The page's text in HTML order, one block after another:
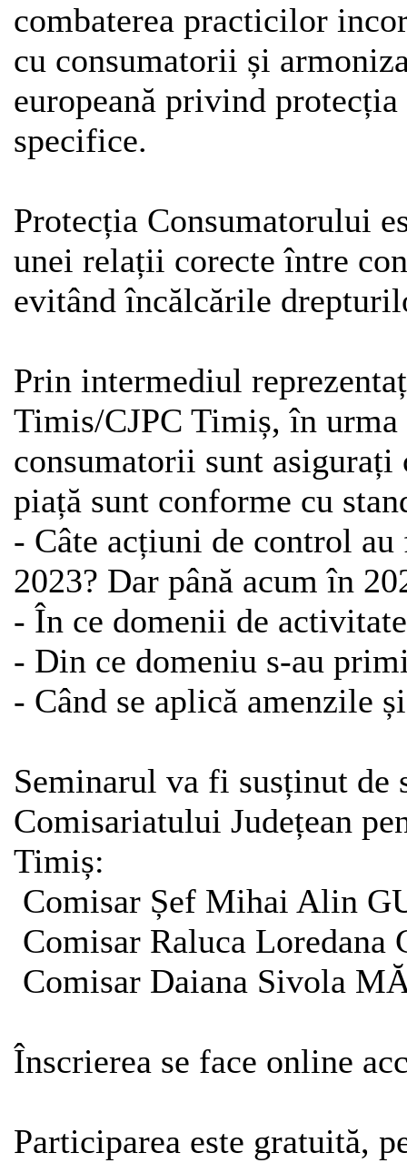
combaterea practicilor
cu consumatorii și
europeană privind
specifice.
Protecția Consumatorului
unei relații corecte între
evitând încălcările
Prin intermediul
Timis/CJPC Timiș, în
consumatorii sunt asigurați
piață sunt conforme cu
- Câte acțiuni de control
2023? Dar până acum în
- În ce domenii de
- Din ce domeniu s-au
- Când se aplică amenzile
Seminarul va fi susținut de
Comisariatului Județean
Timiș:
Comisar Șef Mihai Alin
Comisar Raluca Loredana
Comisar Daiana Sivola
Înscrierea se face online
Participarea este gratuită,